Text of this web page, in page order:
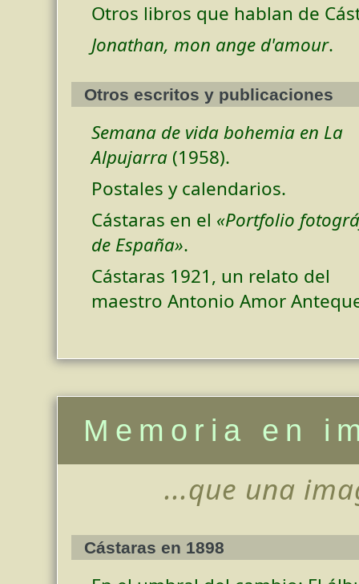
Otros libros que hablan de
Jonathan, mon ange d'amour.
Otros escritos y publicaciones
Semana de vida bohemia en La
Alpujarra(1958).
Postales y calendarios.
Cástaras en el «Portfolio
de España».
Cástaras 1921, un relato del
maestro Antonio Amor
Memoria en
...que una
Cástaras en 1898